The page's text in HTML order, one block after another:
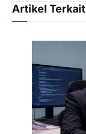
Artikel Terkait